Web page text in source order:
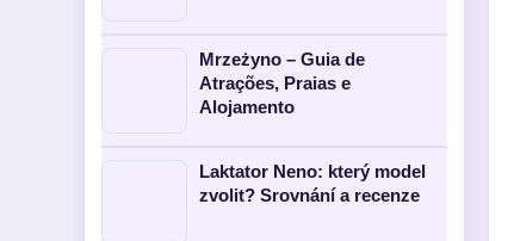
Mrzeżyno – Guia de
Atrações, Praias e
Alojamento
Laktator Neno: který model
zvolit? Srovnání a recenze